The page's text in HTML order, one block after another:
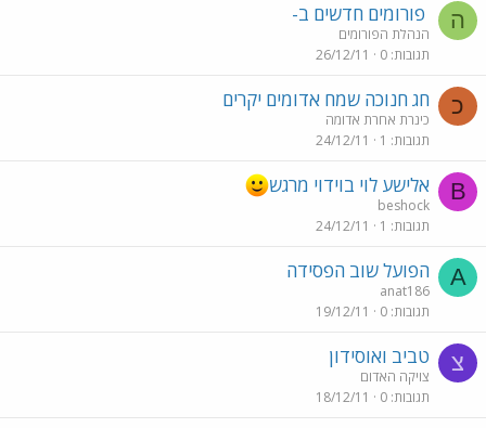
ה פורומים חדשים ב-
הנהלת הפורומים
תגובות 0
26/12/11
כ חג חנוכה שמח אדומים יקרים
כינרת אחרת אדומה
תגובות 1
24/12/11
B אלישע לוי בוידוי מרגש
beshock
תגובות 1
24/12/11
A הפועל שוב הפסידה
anat186
תגובות 0
19/12/11
צ טביב ואוסידון
צויקה האדום
תגובות 0
18/12/11